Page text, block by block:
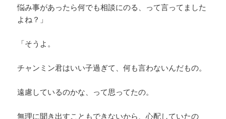
悩み事があったら何でも相談にのる、って言ってました
よね？」
「そうよ。
チャンミン君はいい子過ぎて、何も言わないんだもの。
遠慮しているのかな、って思ってたの。
無理に聞き出すこともできないから、心配していたの